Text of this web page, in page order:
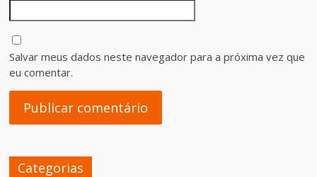
Salvar meus dados neste navegador para a próxima vez que
eu comentar.
Categorias